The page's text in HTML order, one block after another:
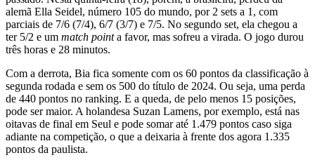
alemã Ella Seidel, número 105 do mundo, por 2 sets a 1, com
parciais de 7/6 (7/4), 6/7 (3/7) e 7/5. No segundo set, ela chegou a
ter 5/2 e um match pointa favor, mas sofreu a virada. O jogo durou
três horas e 28 minutos.
Com a derrota, Bia fica somente com os 60 pontos da classificação à
segunda rodada e sem os 500 do título de 2024. Ou seja, uma perda
de 440 pontos no ranking. E a queda, de pelo menos 15 posições,
pode ser maior. A holandesa Suzan Lamens, por exemplo, está nas
oitavas de final em Seul e pode somar até 1.479 pontos caso siga
adiante na competição, o que a deixaria à frente dos agora 1.335
pontos da paulista.